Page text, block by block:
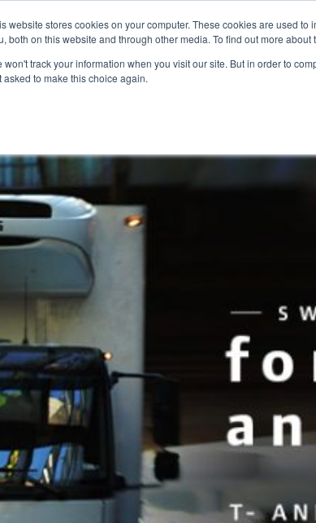
website stores cookies on your computer. These cookies are used
both on this website and through other media. To find out more
won't track your information when you visit our site. But in order to
asked to make this choice again.
Centro multimediale Marine
Prodotti